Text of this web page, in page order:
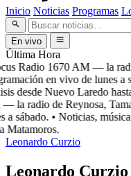
Inicio Noticias Programas
En vivo
Última Hora
Radio 1670 AM — la
en vivo de lunes a
desde Nuevo Laredo
la radio de Reynosa,
a sábado. • Noticias, música
Matamoros.
Leonardo Curzio
Leonardo Curzio